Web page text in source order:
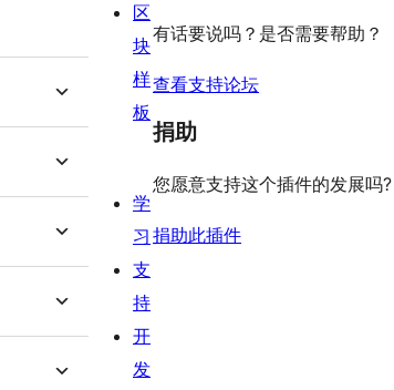
有话要说吗？是否需要帮助？
查看支持论坛
捐助
您愿意支持这个插件的发展吗?
捐助此插件
区
块
样
板
学
习
支
持
开
发